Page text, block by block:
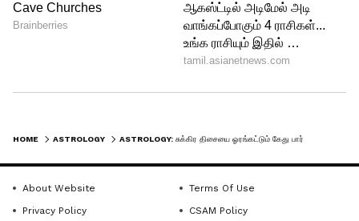
4
துலாம் – வெளிநாட்டு வாய்ப்புகள்
அதிகரிக்கும்
HOME ASTROLOGY
About Website
Terms Of Use
Privacy Policy
CSAM Policy